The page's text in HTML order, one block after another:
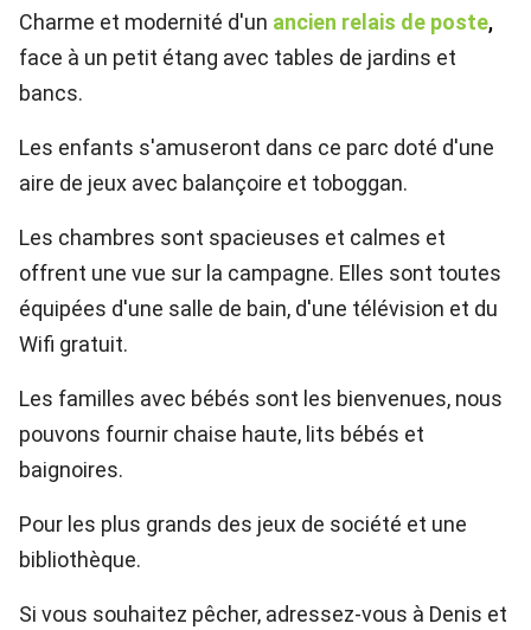
Charme et modernité d'un ancien relais de poste,
face à un petit étang avec tables de jardins et
bancs.
Les enfants s'amuseront dans ce parc doté d'une
aire de jeux avec balançoire et toboggan.
Les chambres sont spacieuses et calmes et
offrent une vue sur la campagne. Elles sont toutes
équipées d'une salle de bain, d'une télévision et du
Wifi gratuit.
Les familles avec bébés sont les bienvenues, nous
pouvons fournir chaise haute, lits bébés et
baignoires.
Pour les plus grands des jeux de société et une
bibliothèque.
Si vous souhaitez pêcher, adressez-vous à Denis et